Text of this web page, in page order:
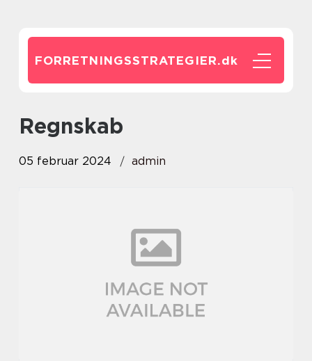
FORRETNINGSSTRATEGIER.dk
regnskab
05 februar 2024 admin